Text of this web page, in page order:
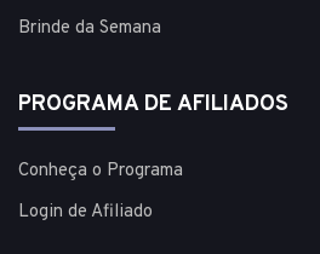
Brinde da Semana
PROGRAMA DE AFILIADOS
Conheça o Programa
Login de Afiliado